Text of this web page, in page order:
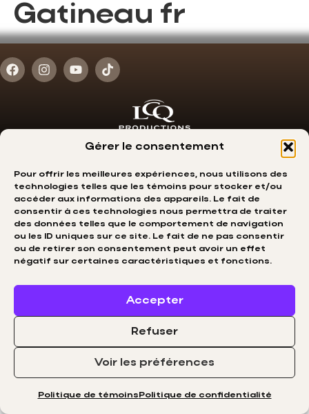
Gérer le consentement
Pour offrir les meilleures expériences, nous utilisons des
technologies telles que les témoins pour stocker et/ou
accéder aux informations des appareils. Le fait de
consentir à ces technologies nous permettra de traiter
des données telles que le comportement de navigation
ou les ID uniques sur ce site. Le fait de ne pas consentir
ou de retirer son consentement peut avoir un effet
négatif sur certaines caractéristiques et fonctions.
Accepter
Refuser
Voir les préférences
Politique de témoins Politique de confidentialité
Gatineau fr
© ABBA CÉLÉBRATION. Tous
droits réservés.
Propulsé Par MIITEMS
English
info@abbacelebration.com
Politique de confidentialité
des données